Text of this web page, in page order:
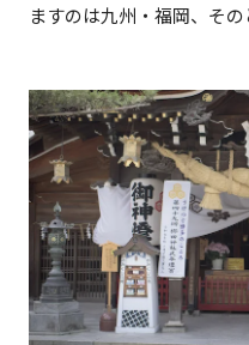
ますのは九州・福岡、そ